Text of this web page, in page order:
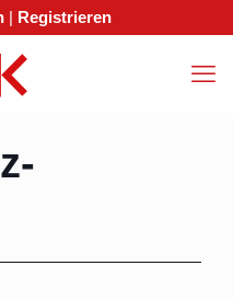
| Registrieren